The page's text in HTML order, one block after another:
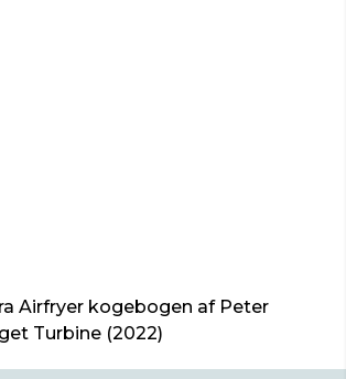
Airfryer kogebogen af Peter
Turbine (2022)